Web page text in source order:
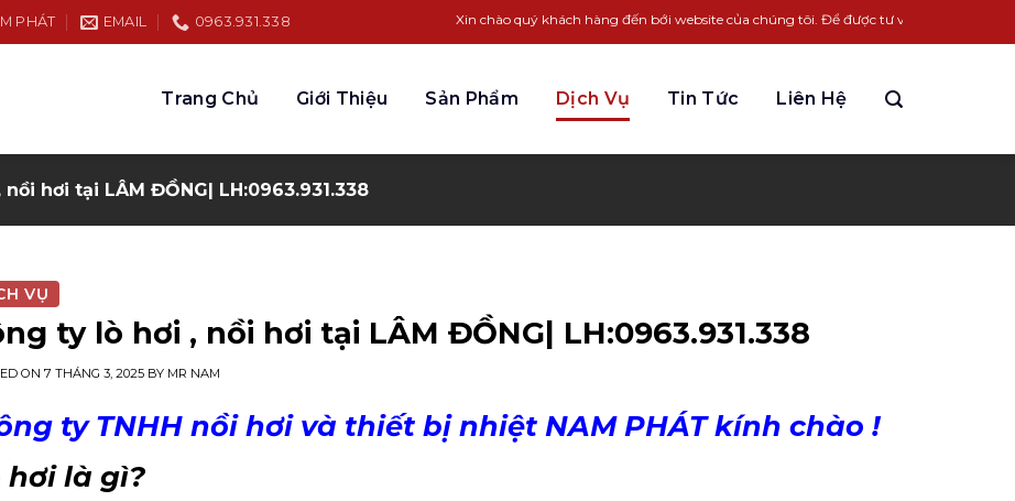
PHÁT EMAIL 0963.931.338 Xin chào quý khách hàng đến bới website của chúng tôi. Để được tư vấn LH:0963.931.338
Trang Chủ Giới Thiệu Sản Phẩm Dịch Vụ Tin Tức Liên Hệ
hơi tại LÂM ĐỒNG| LH:0963.931.338
VỤ
ty lò hơi , nồi hơi tại LÂM ĐỒNG| LH:0963.931.338
ON7 THÁNG 3, 2025 BY MR NAM
ty TNHH nồi hơi và thiết bị nhiệt NAM PHÁT kính chào !
hơi là gì?